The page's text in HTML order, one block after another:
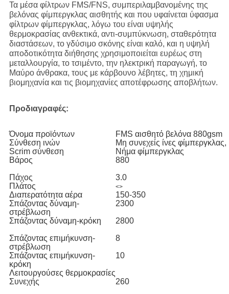
Τα μέσα φίλτρων FMS/FNS, συμπεριλαμβανομένης της
βελόνας φίμπεργκλας αισθητής και που υφαίνεται ύφασμα
φίλτρων φίμπεργκλας, λόγω του είναι υψηλής
θερμοκρασίας ανθεκτικά, αντι-συμπύκνωση, σταθερότητα
διαστάσεων, το γδύσιμο σκόνης είναι καλό, και η υψηλή
αποδοτικότητα διήθησης χρησιμοποιείται ευρέως στη
μεταλλουργία, το τσιμέντο, την ηλεκτρική παραγωγή, το
Μαύρο άνθρακα, τους με κάρβουνο λέβητες, τη χημική
βιομηχανία και τις βιομηχανίες αποτέφρωσης αποβλήτων.
Προδιαγραφές:
Όνομα προϊόντων
FMS αισθητό βελόνα 880gsm
Σύνθεση ινών
Μη συνεχείς ίνες
Scrim σύνθεση
Νήμα φίμπεργκλας
Βάρος
880
Πάχος
3.0
Πλάτος
<>
Διαπερατότητα αέρα
150-350
Σπάζοντας δύναμη-
στρέβλωση
2300
Σπάζοντας δύναμη-κρόκη
2800
Σπάζοντας επιμήκυνση-
στρέβλωση
8
Σπάζοντας επιμήκυνση-
κρόκη
10
Λειτουργούσες θερμοκρασίες
Συνεχής
260